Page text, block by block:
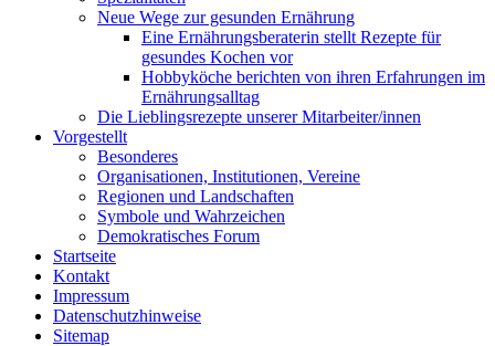
Neue Wege zur gesunden Ernährung
Eine Ernährungsberaterin stellt Rezepte für
gesundes Kochen vor
Hobbyköche berichten von ihren Erfahrungen im
Ernährungsalltag
Die Lieblingsrezepte unserer Mitarbeiter/innen
Vorgestellt
Besonderes
Organisationen, Institutionen, Vereine
Regionen und Landschaften
Symbole und Wahrzeichen
Demokratisches Forum
Startseite
Kontakt
Impressum
Datenschutzhinweise
Sitemap